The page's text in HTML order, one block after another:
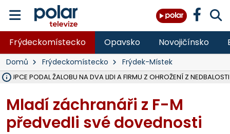
Frýdeckomístecko Opavsko Novojičínsko
Domů Frýdeckomístecko Frýdek-Místek
PODAL ŽALOBU NA DVA LIDI A FIRMU Z OHROŽENÍ Z NEDBALOSTI
Mladí záchranáři z F-M
předvedli své dovednosti